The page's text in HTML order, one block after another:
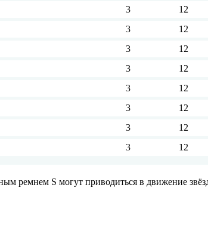
3 12
3 12
3 12
3 12
3 12
3 12
3 12
3 12
ремнем S могут приводиться в движение